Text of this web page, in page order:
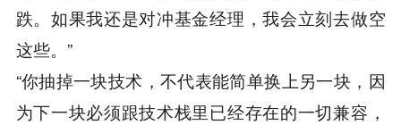
跌。如果我还是对冲基金经理，我会立刻去做空
这些。”
“你抽掉一块技术，不代表能简单换上另一块，因
为下一块必须跟技术栈里已经存在的一切兼容，